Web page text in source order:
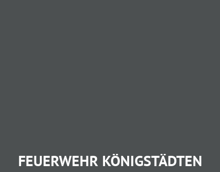
FEUERWEHR KÖNIGSTÄDTEN